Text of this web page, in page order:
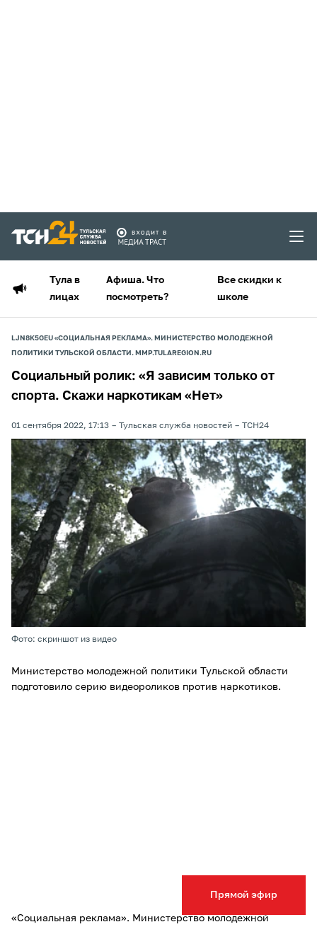
Тула в
лицах
Афиша. Что
посмотреть?
Все скидки к
школе
Прямой эфир
LJN8K5GEU «СОЦИАЛЬНАЯ РЕКЛАМА». МИНИСТЕРСТВО МОЛОДЕЖНОЙ
ПОЛИТИКИ ТУЛЬСКОЙ ОБЛАСТИ. MMP.TULAREGION.RU
Социальный ролик: «Я зависим только от
спорта. Скажи наркотикам «Нет»
01 сентября 2022, 17:13 Тульская служба новостей ТСН24
Фото: скриншот из видео
Министерство молодежной политики Тульской области
подготовило серию видеороликов против наркотиков.
«Социальная реклама». Министерство молодежной